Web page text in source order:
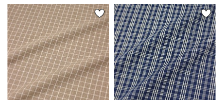
Секретная рассылка от Купава
Мы публикуем здесь дополнительные
промокоды и скидки до 30% на узкие
категории тканей
Электронная почта